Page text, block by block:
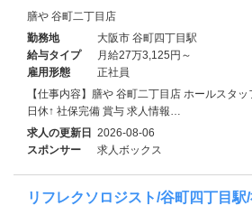
膳や 谷町二丁目店
勤務地
大阪市 谷町四丁目駅
給与タイプ
月給27万3,125円～
雇用形態
正社員
【仕事内容】膳や 谷町二丁目店 ホールスタ
日休↑ 社保完備 賞与 求人情報…
求人の更新日 2026-08-06
スポンサー
求人ボックス
リフレクソロジスト/谷町四丁目